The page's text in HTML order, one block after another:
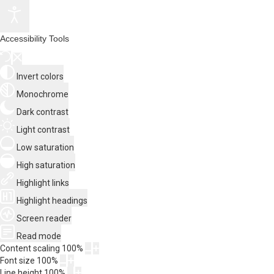
Accessibility Tools
Invert colors
Monochrome
Dark contrast
Light contrast
Low saturation
High saturation
Highlight links
Highlight headings
Screen reader
Read mode
Content scaling 100%
Font size 100%